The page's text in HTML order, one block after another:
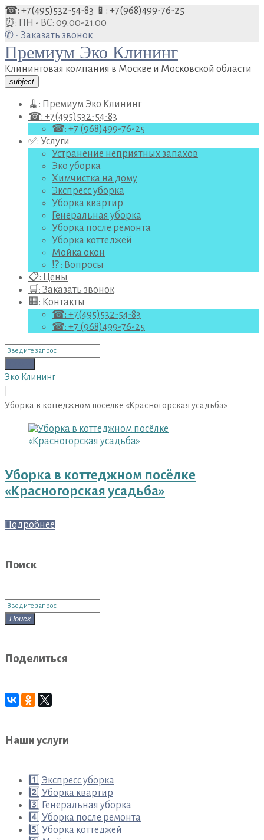
Перейти
к
содержанию
☎: +7(495)532-54-83 📱: +7(968)499-76-25
⏰: ПН - ВС: 09.00-21.00
✆ - Заказать звонок
Премиум Эко Клининг
Клининговая компания в Москве и Московской области
subject
🧹: Премиум Эко Клининг
☎: +7(495)532-54-83
☎: +7 (968)499-76-25
✅: Услуги
Устранение неприятных запахов
Эко уборка
Химчистка на дому
Экспресс уборка
Уборка квартир
Генеральная уборка
Уборка после ремонта
Уборка коттеджей
Мойка окон
⁉ : Вопросы
📋: Цены
🛒: Заказать звонок
🏢: Контакты
☎: +7(495)532-54-83
☎: +7 (968)499-76-25
Поиск
для:
Эко Клининг
Уборка в коттеджном посёлке «Красногорская усадьба»
Метка:
Уборка
коттеджном
посёлке
«Красногорская
Уборка в коттеджном посёлке
«Красногорская усадьба»
Подробнее
Поиск
Поиск
для:
Поиск
Поделиться
Наши услуги
1️⃣ Экспресс уборка
2️⃣ Уборка квартир
3️⃣ Генеральная уборка
4️⃣ Уборка после ремонта
5️⃣ Уборка коттеджей